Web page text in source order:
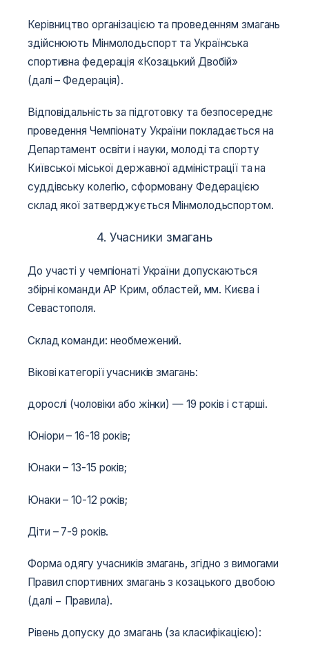
Керівництво організацією та проведенням змагань
здійснюють Мінмолодьспорт та Українська
спортивна федерація «Козацький Двобій»
(далі – Федерація).
Відповідальність за підготовку та безпосереднє
проведення Чемпіонату України покладається на
Департамент освіти і науки, молоді та спорту
Київської міської державної адміністрації та на
суддівську колегію, сформовану Федерацією
склад якої затверджується Мінмолодьспортом.
4. Учасники змагань
До участі у чемпіонаті України допускаються
збірні команди АР Крим, областей, мм. Києва і
Севастополя.
Склад команди: необмежений.
Вікові категорії учасників змагань:
дорослі (чоловіки або жінки) — 19 років і старші.
Юніори – 16-18 років;
Юнаки – 13-15 років;
Юнаки – 10-12 років;
Діти – 7-9 років.
Форма одягу учасників змагань, згідно з вимогами
Правил спортивних змагань з козацького двобою
(далі − Правила).
Рівень допуску до змагань (за класифікацією):